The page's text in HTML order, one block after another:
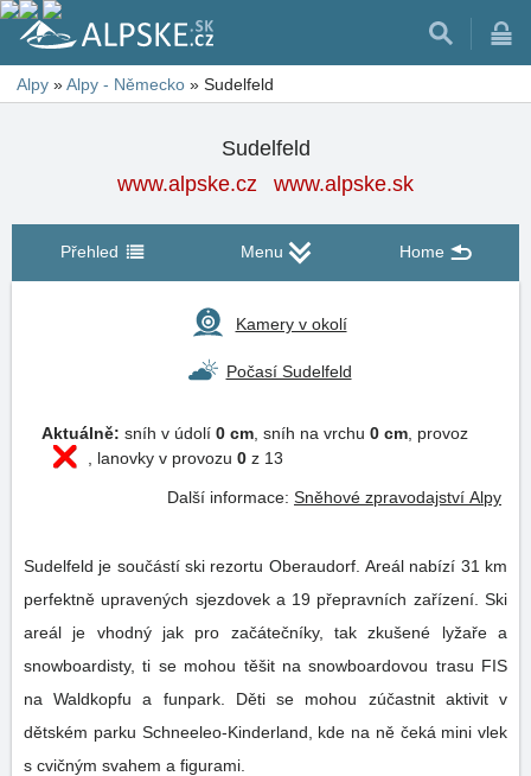
Alpy »Alpy - Německo » Sudelfeld
Sudelfeld
www.alpske.cz
www.alpske.sk
Přehled Menu Home
Kamery v okolí
Počasí Sudelfeld
Aktuálně: sníh v údolí 0 cm , sníh na vrchu 0 cm , provoz
, lanovky v provozu 0 z 13
Další informace: Sněhové zpravodajství Alpy
Sudelfeld je součástí ski rezortu Oberaudorf. Areál nabízí 31 km
perfektně upravených sjezdovek a 19 přepravních zařízení. Ski
areál je vhodný jak pro začátečníky, tak zkušené lyžaře a
snowboardisty, ti se mohou těšit na snowboardovou trasu FIS
na Waldkopfu a funpark. Děti se mohou zúčastnit aktivit v
dětském parku Schneeleo-Kinderland, kde na ně čeká mini vlek
s cvičným svahem a figurami.